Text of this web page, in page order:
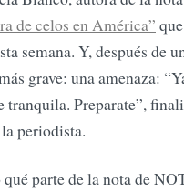
de celos en América”
semana. Y, después de
grave: una amenaza:
tranquila. Preparate”,
periodista.
parte de la nota de